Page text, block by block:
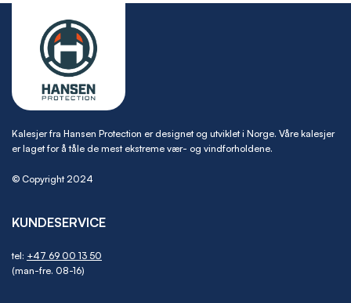
Kalesjer fra Hansen Protection er designet og utviklet i Norge. Våre kalesjer
er laget for å tåle de mest ekstreme vær- og vindforholdene.
© Copyright 2024
KUNDESERVICE
tel: +47 69 00 13 50
(man-fre. 08-16)